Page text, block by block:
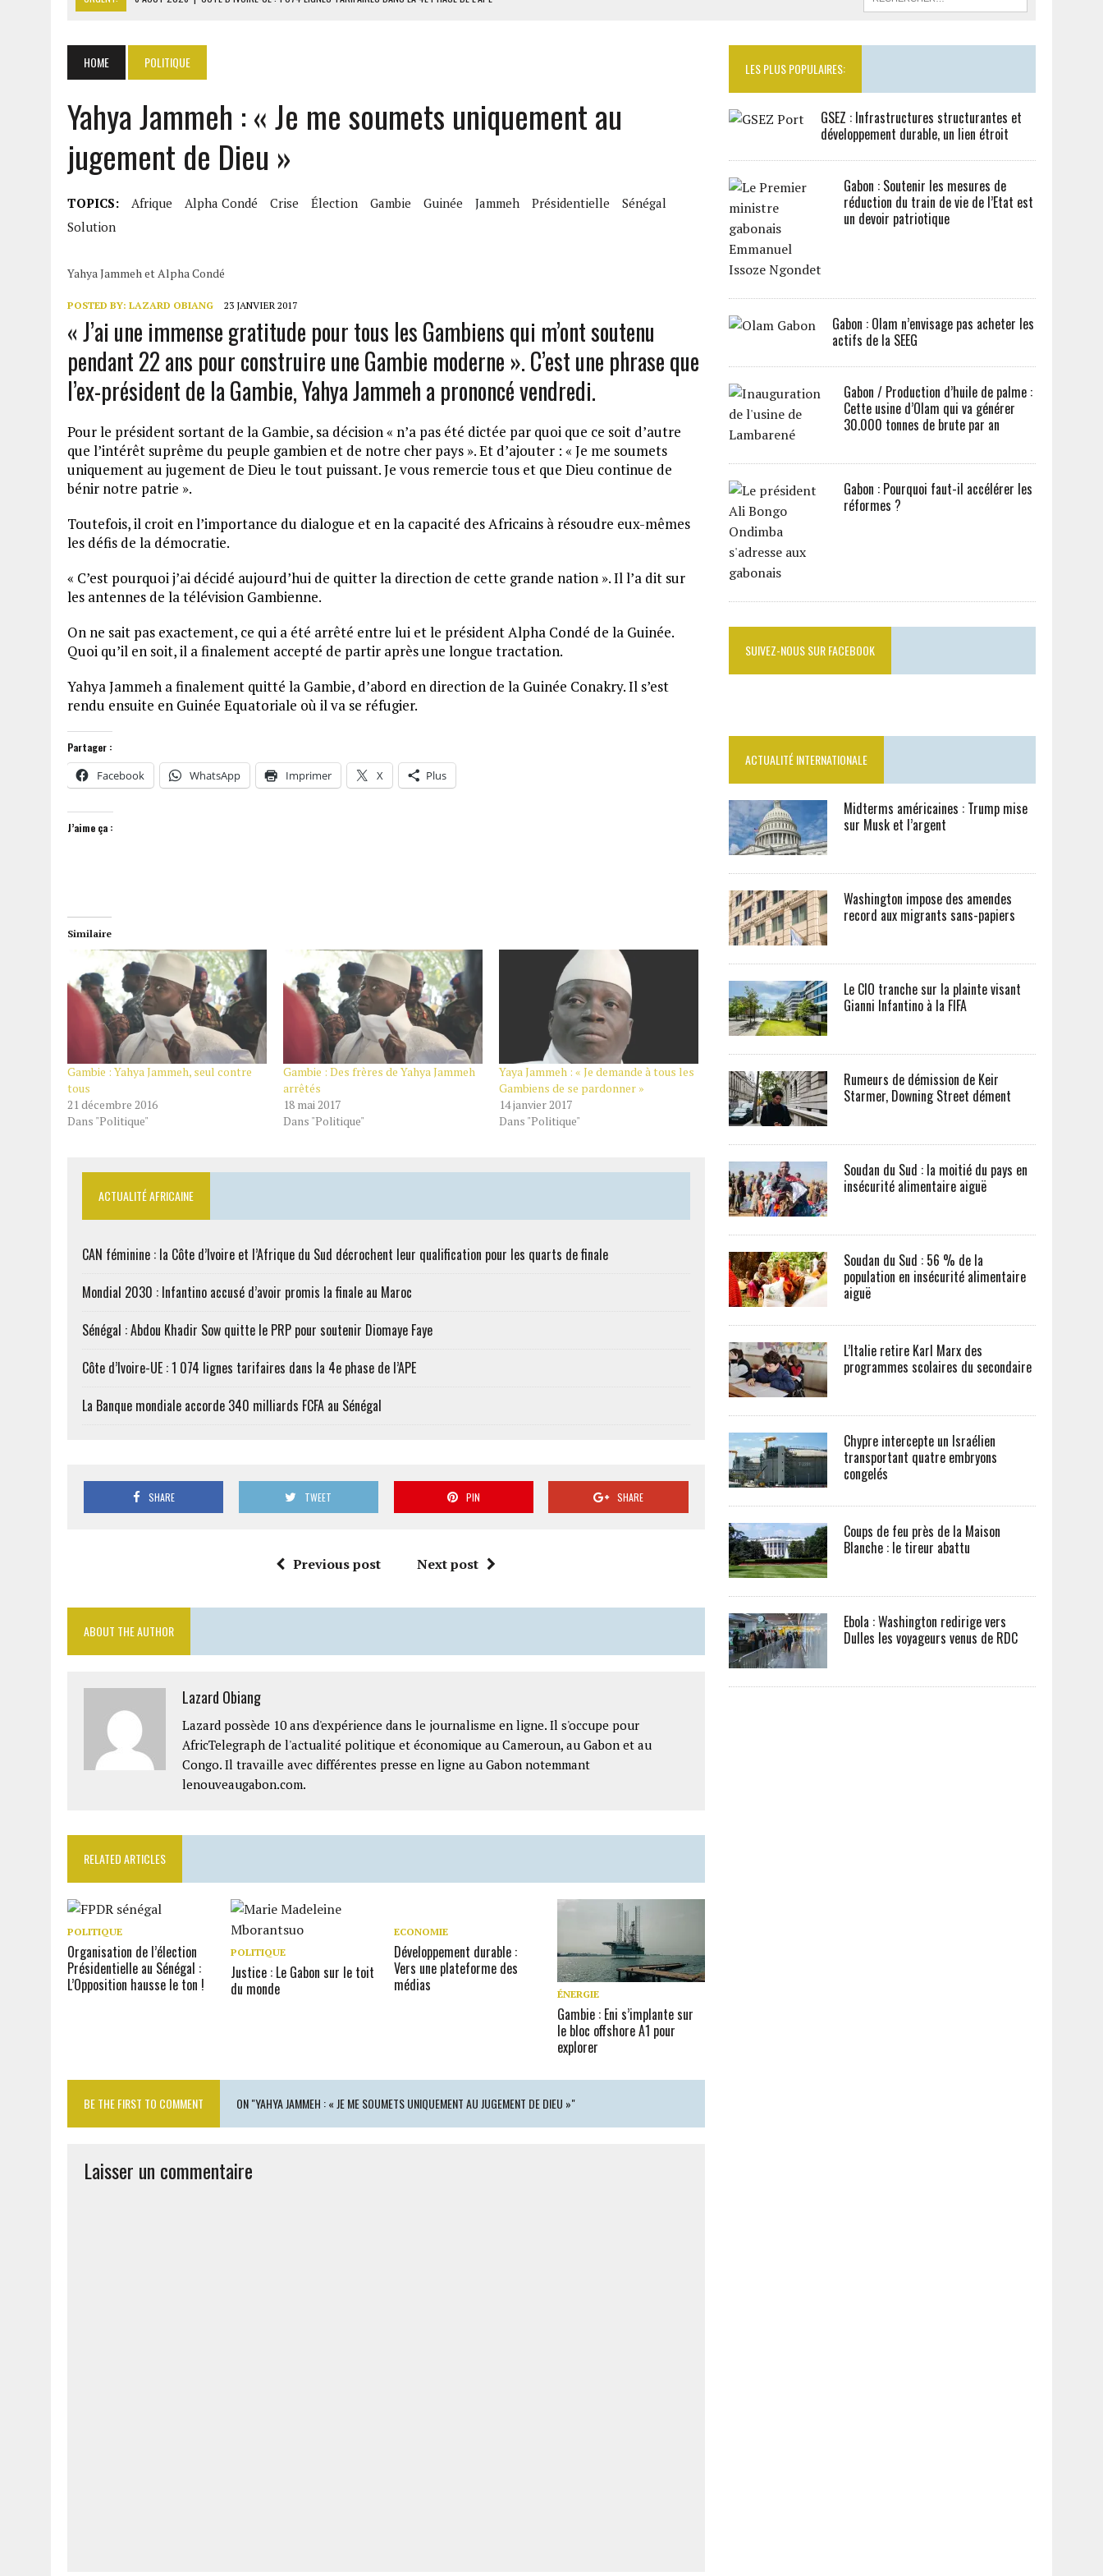
6 AOÛT 2026 | MONDIAL 2030 : INFANTINO ACCUSÉ D’AVOIR PROMIS LA FINALE AU MAROC
6 AOÛT 2026
| SÉNÉGAL : ABDOU KHADIR SOW QUITTE LE PRP POUR SOUTENIR DIOMAYE FAYE
HOME POLITIQUE
Yahya Jammeh : « Je me soumets uniquement au
jugement de Dieu »
TOPICS: Afrique Alpha Condé Crise Élection Gambie Guinée Jammeh Présidentielle
Sénégal
Solution
Yahya Jammeh et Alpha Condé
POSTED BY: LAZARD OBIANG 23 JANVIER 2017
« J’ai une immense gratitude pour tous les Gambiens qui m’ont soutenu
pendant 22 ans pour construire une Gambie moderne ». C’est une phrase que
l’ex-président de la Gambie, Yahya Jammeh a prononcé vendredi.
Pour le président sortant de la Gambie, sa décision « n’a pas été dictée par quoi que ce soit d’autre
que l’intérêt suprême du peuple gambien et de notre cher pays ». Et d’ajouter : « Je me soumets
uniquement au jugement de Dieu le tout puissant. Je vous remercie tous et que Dieu continue de
bénir notre patrie ».
Toutefois, il croit en l’importance du dialogue et en la capacité des Africains à résoudre eux-mêmes
les défis de la démocratie.
« C’est pourquoi j’ai décidé aujourd’hui de quitter la direction de cette grande nation ». Il l’a dit sur
les antennes de la télévision Gambienne.
On ne sait pas exactement, ce qui a été arrêté entre lui et le président Alpha Condé de la Guinée.
Quoi qu’il en soit, il a finalement accepté de partir après une longue tractation.
Yahya Jammeh a finalement quitté la Gambie, d’abord en direction de la Guinée Conakry. Il s’est
rendu ensuite en Guinée Equatoriale où il va se réfugier.
Partager :
Facebook WhatsApp Imprimer X Plus
J’aime ça :
Similaire
Gambie : Yahya Jammeh, seul contre
tous
21 décembre 2016
Dans "Politique"
Gambie : Des frères de Yahya Jammeh
arrêtés
18 mai 2017
Dans "Politique"
Yaya Jammeh : « Je demande à tous les
Gambiens de se pardonner »
14 janvier 2017
Dans "Politique"
ACTUALITÉ AFRICAINE
CAN féminine : la Côte d’Ivoire et l’Afrique du Sud décrochent leur qualification pour les quarts de finale
Mondial 2030 : Infantino accusé d’avoir promis la finale au Maroc
Sénégal : Abdou Khadir Sow quitte le PRP pour soutenir Diomaye Faye
Côte d’Ivoire-UE : 1 074 lignes tarifaires dans la 4e phase de l’APE
La Banque mondiale accorde 340 milliards FCFA au Sénégal
SHARE TWEET PIN SHARE
Previous post Next post
ABOUT THE AUTHOR
Lazard Obiang
Lazard possède 10 ans d'expérience dans le journalisme en ligne. Il s'occupe pour
AfricTelegraph de l'actualité politique et économique au Cameroun, au Gabon et au
Congo. Il travaille avec différentes presse en ligne au Gabon notemmant
lenouveaugabon.com.
RELATED ARTICLES
POLITIQUE
Organisation de l’élection
Présidentielle au Sénégal :
L’Opposition hausse le ton !
POLITIQUE
Justice : Le Gabon sur le toit
du monde
ECONOMIE
Développement durable :
Vers une plateforme des
médias
ÉNERGIE
Gambie : Eni s’implante sur
le bloc offshore A1 pour
explorer
BE THE FIRST TO COMMENT ON "YAHYA JAMMEH : « JE ME SOUMETS UNIQUEMENT AU JUGEMENT DE DIEU »"
Laisser un commentaire
LES PLUS POPULAIRES:
GSEZ : Infrastructures structurantes et
développement durable, un lien étroit
Gabon : Soutenir les mesures de
réduction du train de vie de l’Etat est
un devoir patriotique
Gabon : Olam n’envisage pas acheter les
actifs de la SEEG
Gabon / Production d’huile de palme :
Cette usine d’Olam qui va générer
30.000 tonnes de brute par an
Gabon : Pourquoi faut-il accélérer les
réformes ?
SUIVEZ-NOUS SUR FACEBOOK
ACTUALITÉ INTERNATIONALE
Midterms américaines : Trump mise
sur Musk et l’argent
Washington impose des amendes
record aux migrants sans-papiers
Le CIO tranche sur la plainte visant
Gianni Infantino à la FIFA
Rumeurs de démission de Keir
Starmer, Downing Street dément
Soudan du Sud : la moitié du pays en
insécurité alimentaire aiguë
Soudan du Sud : 56 % de la
population en insécurité alimentaire
aiguë
L’Italie retire Karl Marx des
programmes scolaires du secondaire
Chypre intercepte un Israélien
transportant quatre embryons
congelés
Coups de feu près de la Maison
Blanche : le tireur abattu
Ebola : Washington redirige vers
Dulles les voyageurs venus de RDC